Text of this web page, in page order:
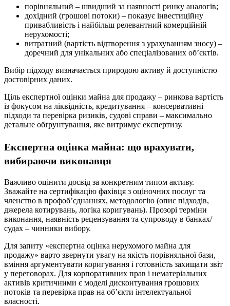
порівняльний – швидший за наявності ринку аналогів;
дохідний (грошові потоки) – показує інвестиційну
привабливість і найбільш релевантний комерційній
нерухомості;
витратний (вартість відтворення з урахуванням зносу) –
доречний для унікальних або спеціалізованих об’єктів.
Вибір підходу визначається природою активу й доступністю
достовірних даних.
Ціль експертної оцінки майна для продажу – ринкова вартість
із фокусом на ліквідність, кредитування – консервативні
підходи та перевірка ризиків, судові справи – максимально
детальне обґрунтування, яке витримує експертизу.
Експертна оцінка майна: що врахувати,
вибираючи виконавця
Важливо оцінити досвід за конкретним типом активу.
Зважайте на сертифікацію фахівця з оціночних послуг та
членство в профоб’єднаннях, методологію (опис підходів,
джерела котирувань, логіка коригувань). Прозорі терміни
виконання, наявність рецензування та супроводу в банках/
судах – чинники вибору.
Для запиту «експертна оцінка нерухомого майна для
продажу» варто звернути увагу на якість порівняльної бази,
вміння аргументувати коригування і готовність захищати звіт
у переговорах. Для корпоративних прав і нематеріальних
активів критичними є моделі дисконтування грошових
потоків та перевірка прав на об’єкти інтелектуальної
власності.